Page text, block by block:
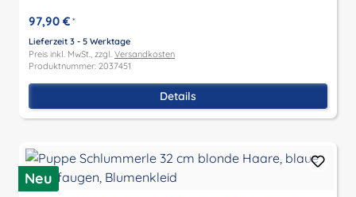
97,90 € *
Lieferzeit 3 - 5 Werktage
Preis inkl. MwSt., zzgl. Versandkosten
Produktnummer: 2037451
Details
Neu